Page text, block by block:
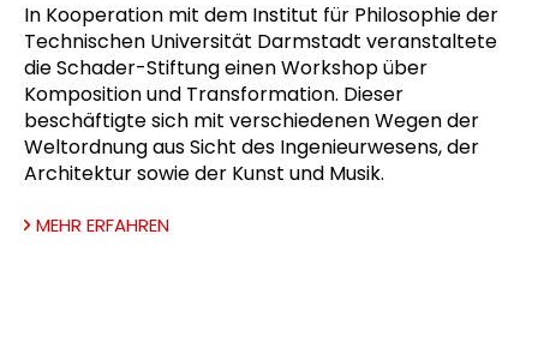
In Kooperation mit dem Institut für Philosophie der
Technischen Universität Darmstadt veranstaltete
die Schader-Stiftung einen Workshop über
Komposition und Transformation. Dieser
beschäftigte sich mit verschiedenen Wegen der
Weltordnung aus Sicht des Ingenieurwesens, der
Architektur sowie der Kunst und Musik.
MEHR ERFAHREN